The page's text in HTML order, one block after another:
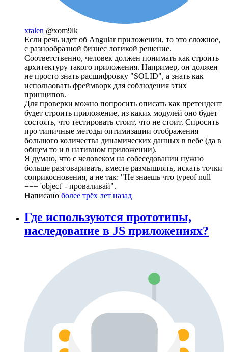
xtalen @xom9lk
Если речь идет об Angular приложении, то это сложное,
с разнообразной бизнес логикой решение.
Соответственно, человек должен понимать как строить
архитектуру такого приложения. Например, он должен
не просто знать расшифровку "SOLID", а знать как
использовать фреймворк для соблюдения этих
принципов.
Для проверки можно попросить описать как претендент
будет строить приложение, из каких модулей оно будет
состоять, что тестировать стоит, что не стоит. Спросить
про типичные методы оптимизации отображения
большого количества динамических данных в вебе (да в
общем то и в нативном приложении).
Я думаю, что с человеком на собеседовании нужно
больше разговаривать, вместе размышлять, искать точки
соприкосновения, а не так: "Не знаешь что typeof null
=== 'object' - проваливай".
Написано более трёх лет назад
Где используются прототипы,
наследование в JS приложениях?